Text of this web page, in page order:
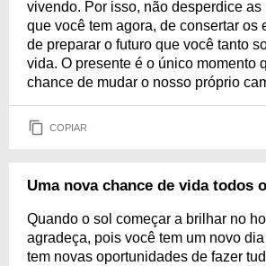
vivendo. Por isso, não desperdice
que você tem agora, de consertar os
de preparar o futuro que você tanto
vida. O presente é o único momento
chance de mudar o nosso próprio
COPIAR
Uma nova chance de vida todos
Quando o sol começar a brilhar no
agradeça, pois você tem um novo
tem novas oportunidades de fazer